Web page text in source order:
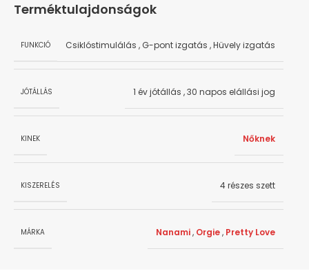
Terméktulajdonságok
FUNKCIÓ Csiklóstimulálás , G-pont izgatás ,Hüvely izgatás
JÓTÁLLÁS 1 év jótállás ,30 napos elállási jog
KINEK Nőknek
KISZERELÉS 4 részes szett
MÁRKA Nanami, Orgie, Pretty Love